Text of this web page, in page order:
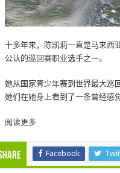
十多年来，陈凯莉一直是马来西
公认的巡回赛职业选手之一。
她从国家青少年赛到世界最大巡
她们在她身上看到了一条曾经感
阅读更多
Facebook